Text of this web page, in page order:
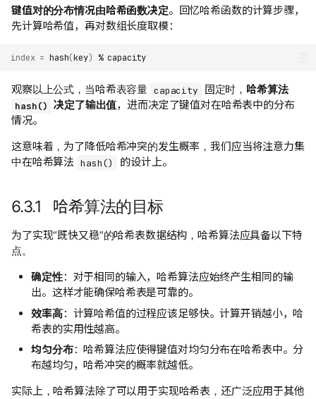
键值对的分布情况由哈希函数决定。回忆哈希函数的计算步骤，
先计算哈希值，再对数组长度取模：
index = hash(key) %
观察以上公式，当哈希表容量 capacity 固定时， 哈希算法
hash() 决定了输出值，进而决定了键值对在哈希表中的分布
情况。
这意味着，为了降低哈希冲突的发生概率，我们应当将注意力集
中在哈希算法 hash() 的设计上。
6.3.1 哈希算法的目标
为了实现“既快又稳”的哈希表数据结构，哈希算法应具备以下特
点。
确定性：对于相同的输入，哈希算法应始终产生相同的输
出。这样才能确保哈希表是可靠的。
效率高：计算哈希值的过程应该足够快。计算开销越小，哈
希表的实用性越高。
均匀分布：哈希算法应使得键值对均匀分布在哈希表中。分
布越均匀，哈希冲突的概率就越低。
实际上，哈希算法除了可以用于实现哈希表，还广泛应用于其他